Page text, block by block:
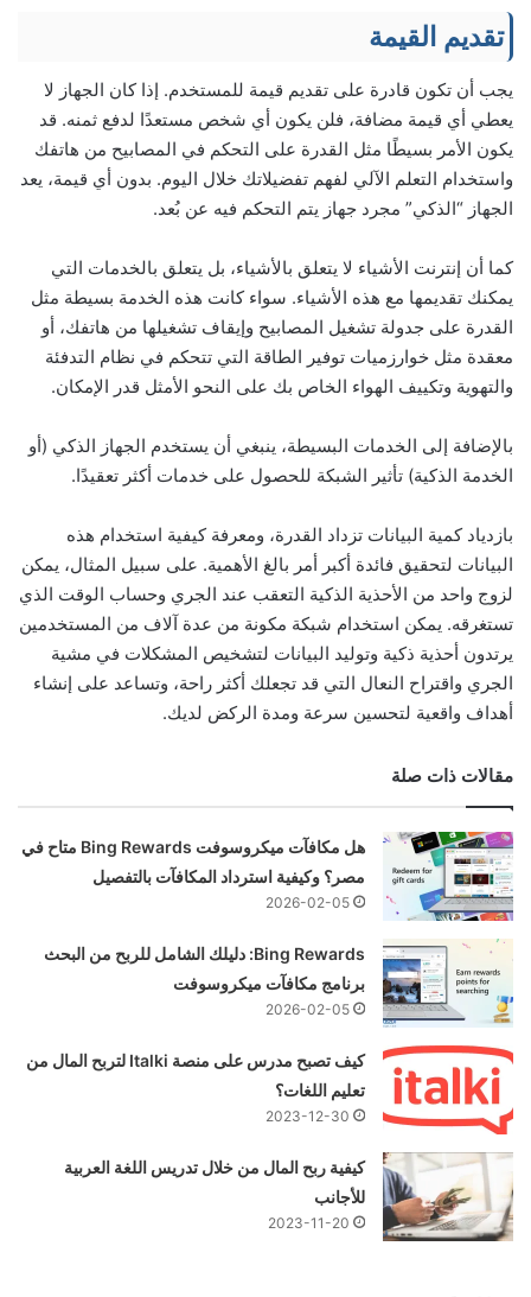
تقديم القيمة
يجب أن تكون قادرة على تقديم قيمة للمستخدم. إذا كان الجهاز لا
يعطي أي قيمة مضافة، فلن يكون أي شخص مستعدًا لدفع ثمنه. قد
يكون الأمر بسيطًا مثل القدرة على التحكم في المصابيح من هاتفك
واستخدام التعلم الآلي لفهم تفضيلاتك خلال اليوم. بدون أي قيمة، يعد
الجهاز “الذكي” مجرد جهاز يتم التحكم فيه عن بُعد.
كما أن إنترنت الأشياء لا يتعلق بالأشياء، بل يتعلق بالخدمات التي
يمكنك تقديمها مع هذه الأشياء. سواء كانت هذه الخدمة بسيطة مثل
القدرة على جدولة تشغيل المصابيح وإيقاف تشغيلها من هاتفك، أو
معقدة مثل خوارزميات توفير الطاقة التي تتحكم في نظام التدفئة
والتهوية وتكييف الهواء الخاص بك على النحو الأمثل قدر الإمكان.
بالإضافة إلى الخدمات البسيطة، ينبغي أن يستخدم الجهاز الذكي (أو
الخدمة الذكية) تأثير الشبكة للحصول على خدمات أكثر تعقيدًا.
بازدياد كمية البيانات تزداد القدرة، ومعرفة كيفية استخدام هذه
البيانات لتحقيق فائدة أكبر أمر بالغ الأهمية. على سبيل المثال، يمكن
لزوج واحد من الأحذية الذكية التعقب عند الجري وحساب الوقت الذي
تستغرقه. يمكن استخدام شبكة مكونة من عدة آلاف من المستخدمين
يرتدون أحذية ذكية وتوليد البيانات لتشخيص المشكلات في مشية
الجري واقتراح النعال التي قد تجعلك أكثر راحة، وتساعد على إنشاء
أهداف واقعية لتحسين سرعة ومدة الركض لديك.
مقالات ذات صلة
هل مكافآت ميكروسوفت Bing Rewards متاح في
مصر؟ وكيفية استرداد المكافآت بالتفصيل
2026-02-05
Bing Rewards: دليلك الشامل للربح من البحث
برنامج مكافآت ميكروسوفت
2026-02-05
كيف تصبح مدرس على منصة Italki لتربح المال من
تعليم اللغات؟
2023-12-30
كيفية ربح المال من خلال تدريس اللغة العربية
للأجانب
2023-11-20